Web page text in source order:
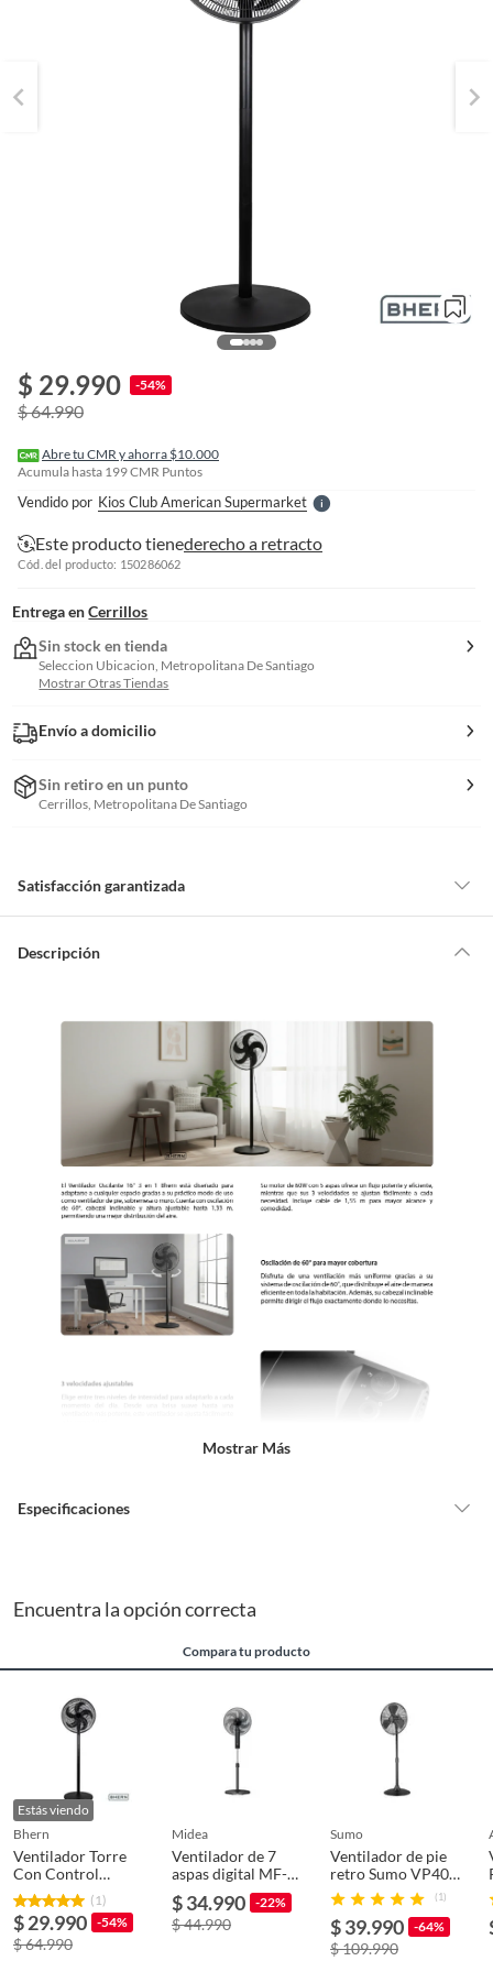
$ 29.990 -54%
$ 64.990
Abre tu CMR y ahorra $10.000
Acumula hasta 199CMR Puntos
Vendido por Kios Club American SupermarketS
Este producto tienederecho a retracto
Cód. del producto: 150286062
Entrega en Cerrillos
Sin stock en tienda
Seleccion Ubicacion, Metropolitana De Santiago
Mostrar Otras Tiendas
Envío a domicilio
Sin retiro en un punto
Cerrillos, Metropolitana De Santiago
Satisfacción garantizada
de la compra.
Productos que, por su naturaleza, no puedan ser devueltos,
puedan deteriorarse o caducar con rapidez.
Confeccionados a la medida.
De uso personal.
En sodimac.cl te damos30 días desde que recibes el producto. Debe
estar en perfecto estado, con todas sus etiquetas y sin uso, tal como te lo
Productos digitales que se entregan a través de una descarga
electrónica, por ejemplo, cupones de experiencia o programas
para el computador.
Productos a pedido o confeccionados a medida.
Productos que han sido informados como imperfectos, usados,
reparados, abiertos, de segunda selección, remanufacturados o
Pinturas de un color a solicitud.
Descripción
Mostrar Más
Especificaciones
Sistema de fijación Sobreponer
Plazo de
disponibilidad de
NO
Material de
electrodomésticos
Plástico
Tipo de instalación
Encuentra la opción correcta
Compara tu producto
Estás viendo
bhern
Ventilador Torre
Con Control
Remoto Bhern
Kiosclub
(1)
$ 29.990 -54%
$ 64.990
midea
Ventilador de 7
aspas digital MF-
P16D7HBK Midea
$ 34.990 -22%
$ 44.990
sumo
Ventilador de pie
retro Sumo VP40
16 Negro
(1)
$ 39.990 -64%
$ 109.990